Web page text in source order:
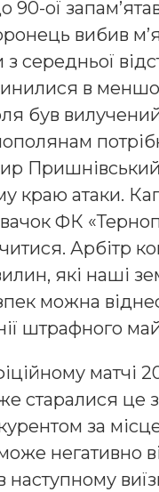
90-ої
вибив
середньої
в
був
Пришнівський
краю атаки.
ФК
Арбітр
які наші
можна
штрафного
матчі
старалися це
за
негативно